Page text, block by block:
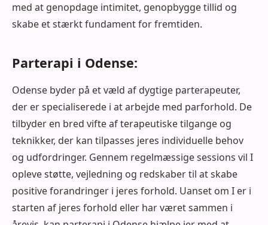
med at genopdage intimitet, genopbygge tillid og
skabe et stærkt fundament for fremtiden.
Parterapi i Odense:
Odense byder på et væld af dygtige parterapeuter,
der er specialiserede i at arbejde med parforhold. De
tilbyder en bred vifte af terapeutiske tilgange og
teknikker, der kan tilpasses jeres individuelle behov
og udfordringer. Gennem regelmæssige sessions vil I
opleve støtte, vejledning og redskaber til at skabe
positive forandringer i jeres forhold. Uanset om I er i
starten af jeres forhold eller har været sammen i